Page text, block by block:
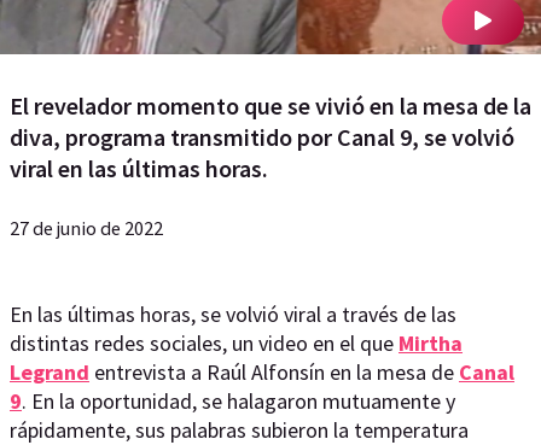
El revelador momento que se vivió en la mesa de la
diva, programa transmitido por Canal 9, se volvió
viral en las últimas horas.
27 de junio de 2022
En las últimas horas, se volvió viral a través de las
distintas redes sociales, un video en el que Mirtha
Legrand entrevista a Raúl Alfonsín en la mesa de Canal
9. En la oportunidad, se halagaron mutuamente y
rápidamente, sus palabras subieron la temperatura